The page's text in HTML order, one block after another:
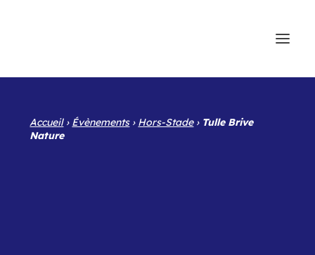
Accueil› Évènements› Hors-Stade› Tulle Brive
Nature